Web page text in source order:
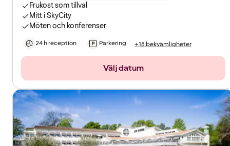
Frukost som tillval
Mitt i SkyCity
Möten och konferenser
24 h reception Parkering +18 bekvämligheter
Välj datum